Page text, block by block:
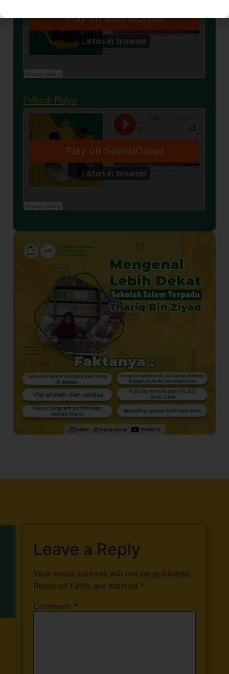
Pribadi Mulya
Leave a Reply
Your email address will not be published.
Required fields are marked *
Comment *